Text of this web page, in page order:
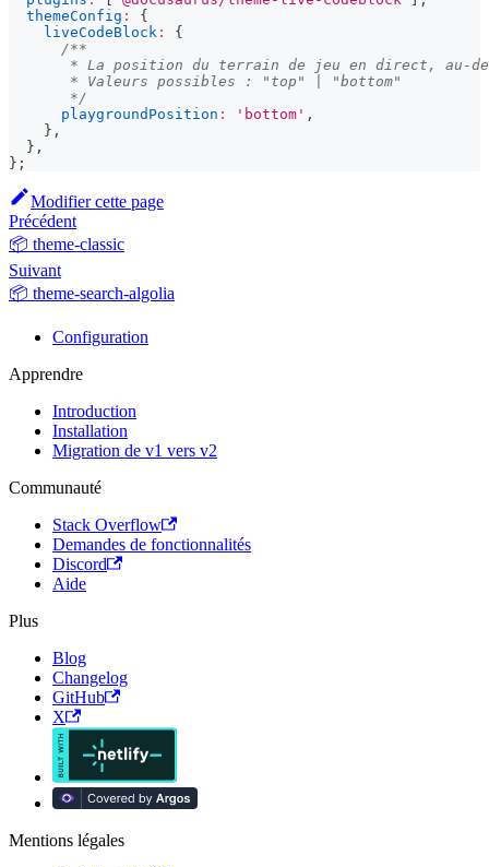
themeConfig :
{
liveCodeBlock :
{
/**
* La position du terrain de jeu en direct, au-
       * Valeurs possibles : "top" | "bottom"
       */
playgroundPosition : 'bottom' ,
} ,
} ,
} ;
Modifier cette page
Précédent
📦 theme-classic
Suivant
📦 theme-search-algolia
Configuration
Apprendre
Introduction
Installation
Migration de v1 vers v2
Communauté
Stack Overflow
Demandes de fonctionnalités
Discord
Aide
Plus
Blog
Changelog
GitHub
X
Mentions légales